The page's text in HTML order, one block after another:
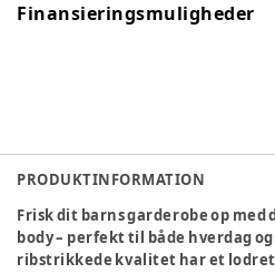
Finansieringsmuligheder
PRODUKTINFORMATION
Frisk dit barns garderobe op med
body – perfekt til både hverdag
ribstrikkede kvalitet har et lodret